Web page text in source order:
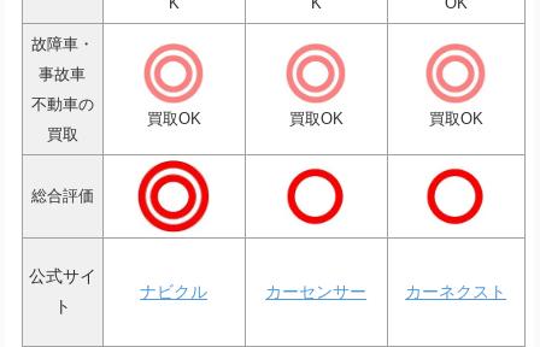
故障車・
事故車
不動車の
買取
買取OK 買取OK 買取OK
総合評価
公式サイ
ト
ナビクル カーセンサー カーネクスト